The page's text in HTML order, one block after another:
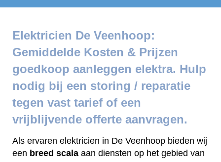
Elektricien De Veenhoop:
Gemiddelde Kosten & Prijzen
goedkoop aanleggen elektra. Hulp
nodig bij een storing / reparatie
tegen vast tarief of een
vrijblijvende offerte aanvragen.
Als ervaren elektricien in De Veenhoop bieden wij
een breed scala aan diensten op het gebied van